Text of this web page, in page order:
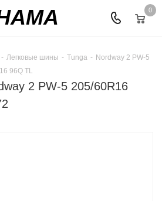
0
- Легковые шины - Tunga - Nordway 2 PW-5
96Q TL
2 PW-5 205/60R16